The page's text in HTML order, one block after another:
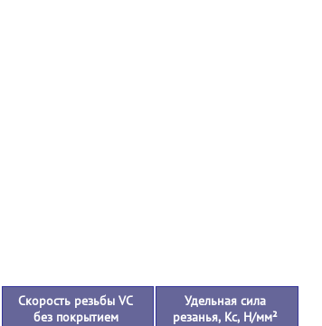
Скорость резьбы VC
без покрытием
Удельная сила
резанья, Кс, Н/мм²